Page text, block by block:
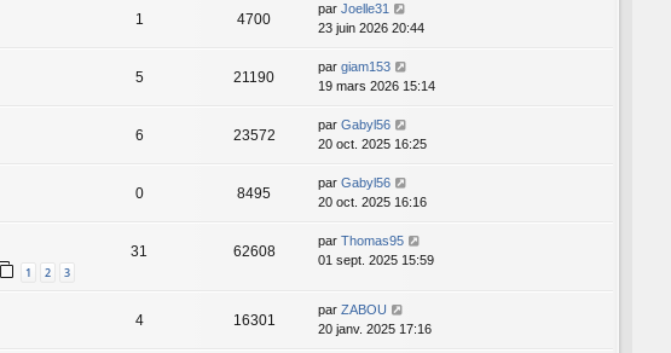
1 4700
par Joelle31
23 juin 2026 20:44
5 21190
par giam153
19 mars 2026 15:14
6 23572
par Gabyl56
20 oct. 2025 16:25
0 8495
par Gabyl56
20 oct. 2025 16:16
1 2 3
31 62608
par Thomas95
01 sept. 2025 15:59
4 16301
par ZABOU
20 janv. 2025 17:16